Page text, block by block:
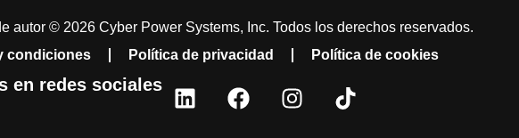
autor © 2026 Cyber Power Systems, Inc. Todos los derechos reservados.
condiciones
Política de privacidad Política de cookies
en redes sociales